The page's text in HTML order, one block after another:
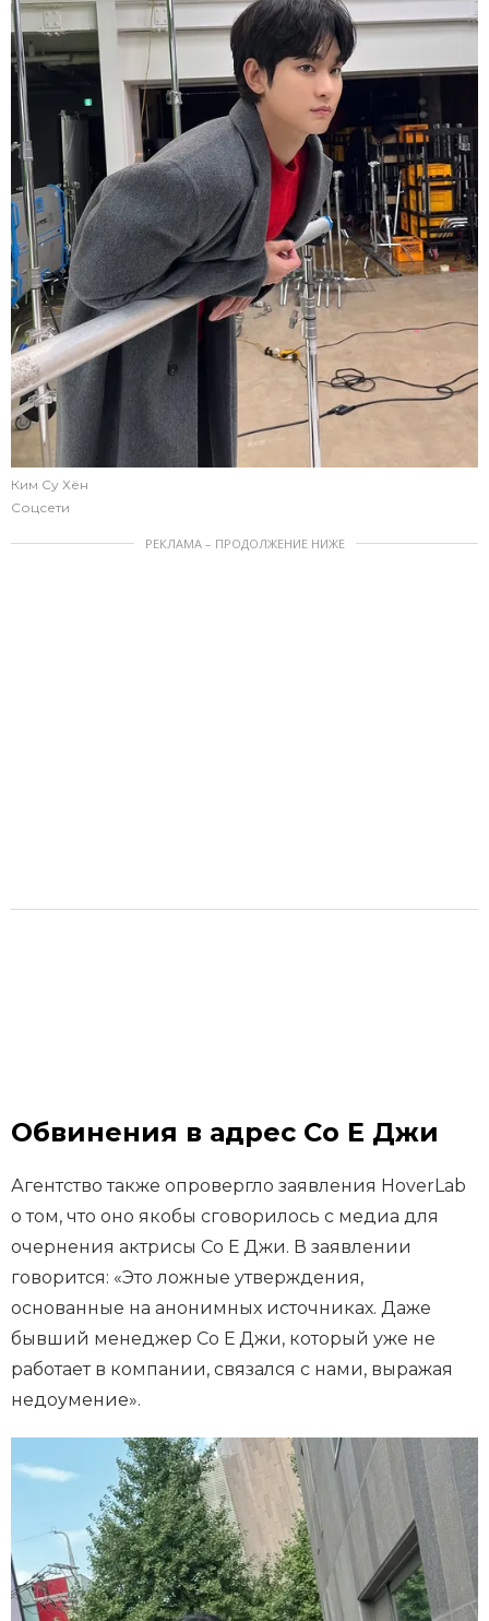
Ким Су Хён
Соцсети
РЕКЛАМА – ПРОДОЛЖЕНИЕ НИЖЕ
Обвинения в адрес Со Е Джи
Агентство также опровергло заявления HoverLab
о том, что оно якобы сговорилось с медиа для
очернения актрисы Со Е Джи. В заявлении
говорится: «Это ложные утверждения,
основанные на анонимных источниках. Даже
бывший менеджер Со Е Джи, который уже не
работает в компании, связался с нами, выражая
недоумение».